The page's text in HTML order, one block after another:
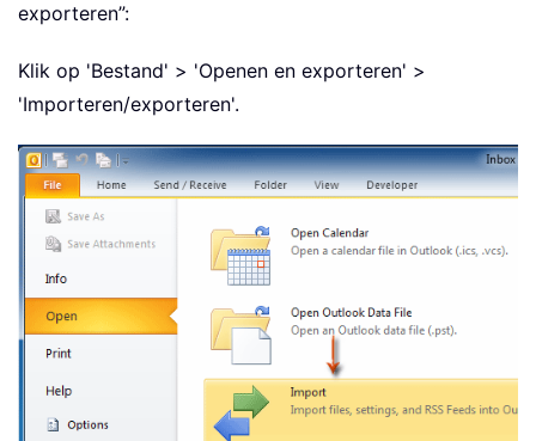
exporteren”:
Klik op 'Bestand' > 'Openen en exporteren' >
'Importeren/exporteren'.